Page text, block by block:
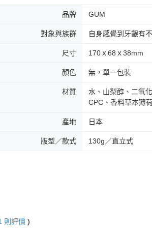
品牌 GUM
對象與族群 自身感覺到牙齦有
尺寸 170ｘ68ｘ38mm
顏色 無，單一包裝
材質
水、山梨醇、二氧
CPC、香料草本薄
產地 日本
版型／款式 130g／直立式
則評價 )